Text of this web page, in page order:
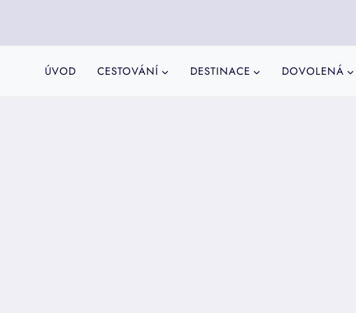
ÚVOD CESTOVÁNÍ DESTINACE DOVOLENÁ